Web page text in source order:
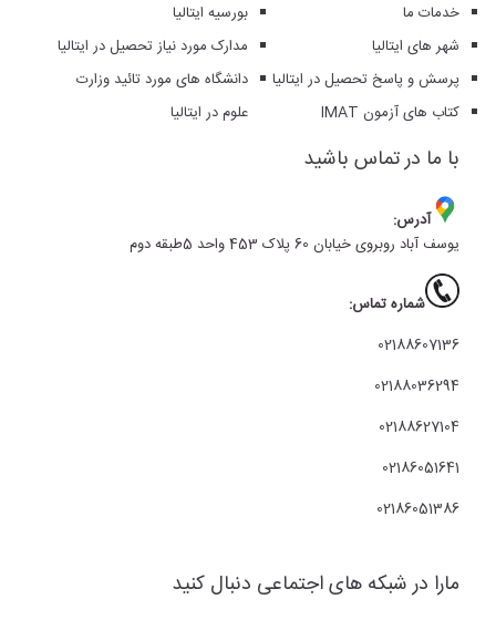
بورسیه ایتالیا
مدارک مورد نیاز تحصیل در ایتالیا
دانشگاه های مورد تائید وزارت
علوم در ایتالیا
خدمات ما
شهر های ایتالیا
پرسش و پاسخ تحصیل در ایتالیا
کتاب های آزمون IMAT
با ما در تماس باشید
آدرس:
یوسف آباد روبروی خیابان 60 پلاک 453 واحد 5طبقه دوم
شماره تماس:
02188607136
02188036294
02188627104
02186051641
02186051386
مارا در شبکه های اجتماعی دنبال کنید